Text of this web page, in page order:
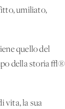
umiliato,
quello del
della storia √®
vita, la sua